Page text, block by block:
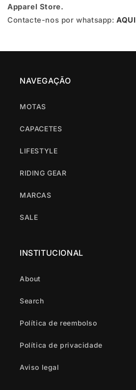
Apparel Store.
Contacte-nos por whatsapp:AQUI
NAVEGAÇÃO
MOTAS
CAPACETES
LIFESTYLE
RIDING GEAR
MARCAS
SALE
INSTITUCIONAL
About
Search
Política de reembolso
Política de privacidade
Aviso legal